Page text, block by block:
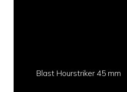
Blast Hourstriker 45 mm